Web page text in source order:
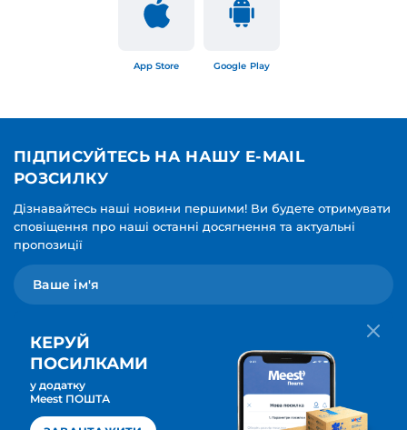
App Store Google Play
ПІДПИСУЙТЕСЬ НА НАШУ E-MAIL
РОЗСИЛКУ
Дізнавайтесь наші новини першими! Ви будете отримувати
сповіщення про наші останні досягнення та актуальні
пропозиції
Мова для вашої розсилки
Українська
ПІДПИСАТИСЯ
КЕРУЙ
ПОСИЛКАМИ
у додатку
Meest ПОШТА